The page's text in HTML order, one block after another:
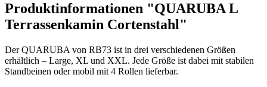
Produktinformationen "QUARUBA L
Terrassenkamin Cortenstahl"
Der QUARUBA von RB73 ist in drei verschiedenen Größen
erhältlich – Large, XL und XXL. Jede Größe ist dabei mit stabilen
Standbeinen oder mobil mit 4 Rollen lieferbar.